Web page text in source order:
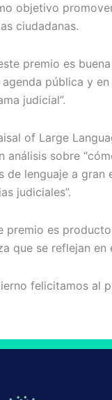
objetivo
ciudadanas.
premio es
pública y
judicial”.
of Large
análisis sobre
de lenguaje a
judiciales”.
premio es
que se reflejan
felicitamos